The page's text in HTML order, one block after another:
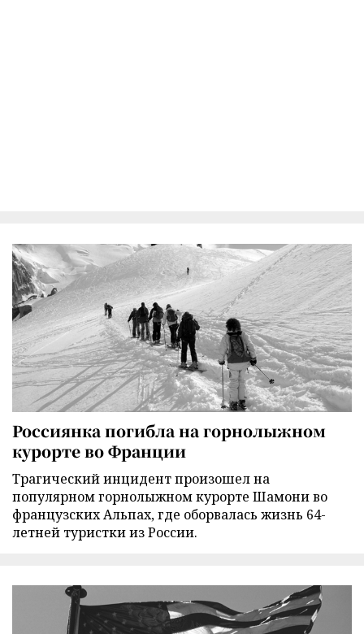
Россиянка погибла на горнолыжном
курорте во Франции
Трагический инцидент произошел на
популярном горнолыжном курорте Шамони во
французских Альпах, где оборвалась жизнь 64-
летней туристки из России.